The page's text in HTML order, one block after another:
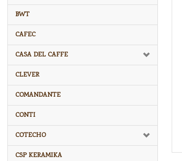
BWT
CAFEC
CASA DEL CAFFE
CLEVER
COMANDANTE
CONTI
COTECHO
CSP KERAMIKA